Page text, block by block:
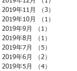
2019年11月
（3）
2019年10月
（1）
2019年9月
（1）
2019年8月
（1）
2019年7月
（5）
2019年6月
（2）
2019年5月
（4）